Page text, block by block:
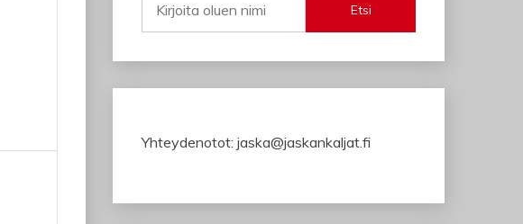
Etsi
Yhteydenotot: jaska@jaskankaljat.fi